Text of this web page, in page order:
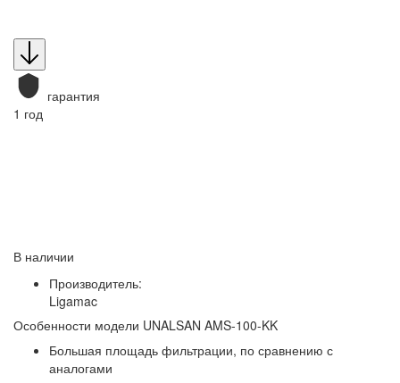
гарантия
1 год
В наличии
Производитель:
Ligamac
Особенности модели UNALSAN AMS-100-KK
Большая площадь фильтрации, по сравнению с
аналогами